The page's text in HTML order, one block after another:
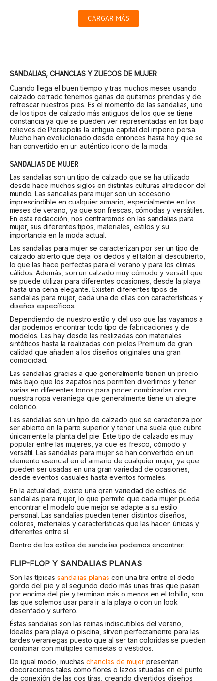
CARGAR MÁS
SANDALIAS, CHANCLAS Y ZUECOS DE MUJER
Cuando llega el buen tiempo y tras muchos meses usando
calzado cerrado tenemos ganas de quitarnos prendas y de
refrescar nuestros pies. Es el momento de las sandalias, uno
de los tipos de calzado más antiguos de los que se tiene
constancia ya que se pueden ver representadas en los bajo
relieves de Persepolis la antigua capital del imperio persa.
Mucho han evolucionado desde entonces hasta hoy que se
han convertido en un auténtico icono de la moda.
SANDALIAS DE MUJER
Las sandalias son un tipo de calzado que se ha utilizado
desde hace muchos siglos en distintas culturas alrededor del
mundo. Las sandalias para mujer son un accesorio
imprescindible en cualquier armario, especialmente en los
meses de verano, ya que son frescas, cómodas y versátiles.
En esta redacción, nos centraremos en las sandalias para
mujer, sus diferentes tipos, materiales, estilos y su
importancia en la moda actual.
Las sandalias para mujer se caracterizan por ser un tipo de
calzado abierto que deja los dedos y el talón al descubierto,
lo que las hace perfectas para el verano y para los climas
cálidos. Además, son un calzado muy cómodo y versátil que
se puede utilizar para diferentes ocasiones, desde la playa
hasta una cena elegante. Existen diferentes tipos de
sandalias para mujer, cada una de ellas con características y
diseños específicos.
Dependiendo de nuestro estilo y del uso que las vayamos a
dar podemos encontrar todo tipo de fabricaciones y de
modelos. Las hay desde las realizadas con materiales
sintéticos hasta la realizadas con pieles Premium de gran
calidad que añaden a los diseños originales una gran
comodidad.
Las sandalias gracias a que generalmente tienen un precio
más bajo que los zapatos nos permiten divertirnos y tener
varias en diferentes tonos para poder combinarlas con
nuestra ropa veraniega que generalmente tiene un alegre
colorido.
Las sandalias son un tipo de calzado que se caracteriza por
ser abierto en la parte superior y tener una suela que cubre
únicamente la planta del pie. Este tipo de calzado es muy
popular entre las mujeres, ya que es fresco, cómodo y
versátil. Las sandalias para mujer se han convertido en un
elemento esencial en el armario de cualquier mujer, ya que
pueden ser usadas en una gran variedad de ocasiones,
desde eventos casuales hasta eventos formales.
En la actualidad, existe una gran variedad de estilos de
sandalias para mujer, lo que permite que cada mujer pueda
encontrar el modelo que mejor se adapte a su estilo
personal. Las sandalias pueden tener distintos diseños,
colores, materiales y características que las hacen únicas y
diferentes entre sí.
Dentro de los estilos de sandalias podemos encontrar:
FLIP-FLOP Y SANDALIAS PLANAS
Son las típicas sandalias planas con una tira entre el dedo
gordo del pie y el segundo dedo más unas tiras que pasan
por encima del pie y terminan más o menos en el tobillo, son
las que solemos usar para ir a la playa o con un look
desenfado y surfero.
Éstas sandalias son las reinas indiscutibles del verano,
ideales para playa o piscina, sirven perfectamente para las
tardes veraniegas puesto que al ser tan coloridas se pueden
combinar con multiples camisetas o vestidos.
De igual modo, muchas chanclas de mujer presentan
decoraciones tales como flores o lazos situadas en el punto
de conexión de las dos tiras, creando divertidos diseños